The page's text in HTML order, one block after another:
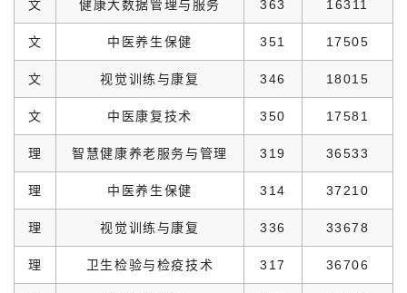
文 健康大数据管理与服务 363 16311
文 中医养生保健 351 17505
文 视觉训练与康复 346 18015
文 中医康复技术 350 17581
理 智慧健康养老服务与管理 319 36533
理 中医养生保健 314 37210
理 视觉训练与康复 336 33678
理 卫生检验与检疫技术 317 36706